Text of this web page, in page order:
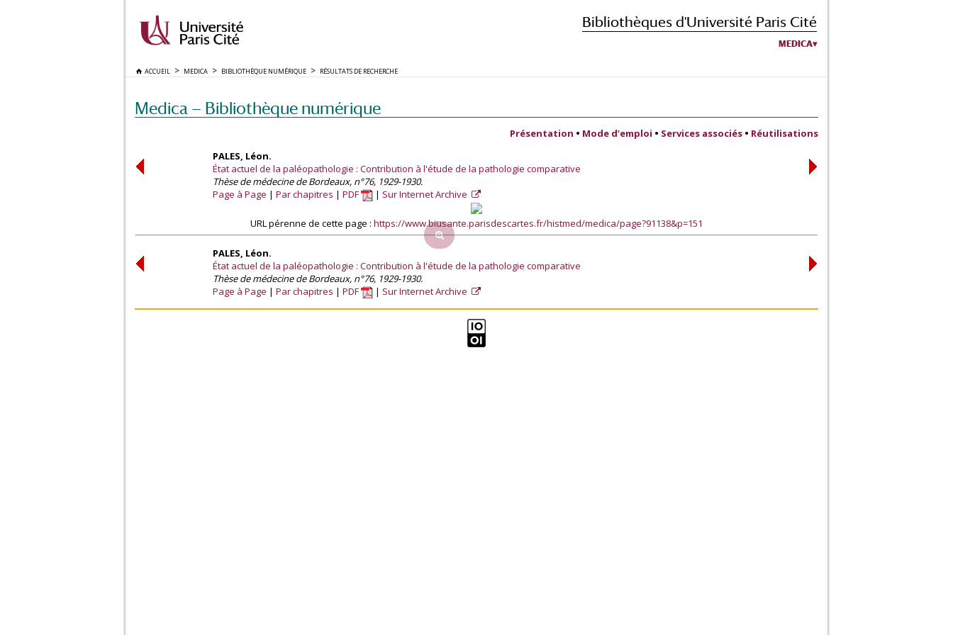
Bibliothèques d'Université Paris Cité
MEDICA
ACCUEIL MEDICA BIBLIOTHÈQUE NUMÉRIQUE RÉSULTATS DE RECHERCHE
Medica — Bibliothèque numérique
Présentation • Mode d’emploi • Services associés • Réutilisations
PALES, Léon.
État actuel de la paléopathologie : Contribution à l'étude de la pathologie comparative
Thèse de médecine de Bordeaux, n°76, 1929-1930.
Page à Page
Par chapitres PDF Sur Internet Archive
URL pérenne de cette page : https://www.biusante.parisdescartes.fr/histmed/medica/page?91138&p=151
PALES, Léon.
État actuel de la paléopathologie : Contribution à l'étude de la pathologie comparative
Thèse de médecine de Bordeaux, n°76, 1929-1930.
Page à Page
Par chapitres PDF Sur Internet Archive